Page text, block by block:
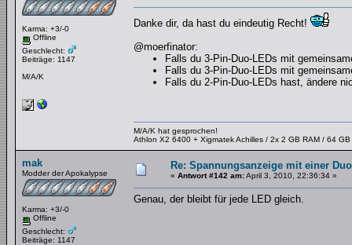
Karma: +3/-0
Offline
Geschlecht:
Beiträge: 1147
M/A/K
Danke dir, da hast du eindeutig Recht!
@moerfinator:
Falls du 3-Pin-Duo-LEDs mit
Falls du 3-Pin-Duo-LEDs mit
Falls du 2-Pin-Duo-LEDs hast, ändere
M/A/K hat gesprochen!
Athlon X2 6400 + Xigmatek Achilles / 2x 2 GB RAM / 64 GB
mak
Modder der Apokalypse
Karma: +3/-0
Offline
Geschlecht:
Beiträge: 1147
Re: Spannungsanzeige mit einer
« Antwort #142 am:April 3, 2010, 22:36:34 »
Genau, der bleibt für jede LED gleich.